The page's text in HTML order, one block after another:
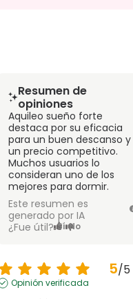
Resumen de
opiniones
Aquileo sueño forte
destaca por su eficacia
para un buen descanso y
un precio competitivo.
Muchos usuarios lo
consideran uno de los
mejores para dormir.
Este resumen es
generado por IA
¿Fue útil? Sí No
5/5
Opinión verificada